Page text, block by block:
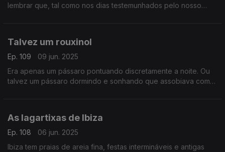
lembrar que, tal como nos dias testemunhados pelo nosso
Talvez um rouxinol
Ep. 109
09 jun. 2025
Era apenas um pássaro pontuando discretamente a noite. Ou
talvez um pássaro dormindo e sonhando que assobiava como
As lagartixas de Ibiza
Ep. 108
06 jun. 2025
Ibiza tem praias de areia fina, festas intermináveis e antigas